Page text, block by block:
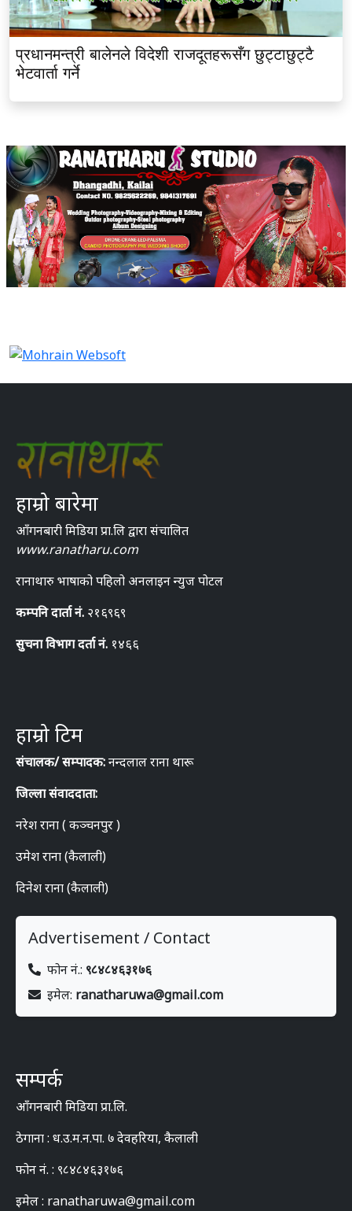
प्रधानमन्त्री बालेनले विदेशी राजदूतहरूसँग छुट्टाछुट्टै
भेटवार्ता गर्ने
हाम्रो बारेमा
आँगनबारी मिडिया प्रा.लि द्वारा संचालित
www.ranatharu.com
रानाथारु भाषाको पहिलो अनलाइन न्युज पोटल
कम्पनि दार्ता नं. २१६९६९
सुचना विभाग दर्ता नं. १४६६
हाम्रो टिम
संचालक/ सम्पादक:नन्दलाल राना थारू
जिल्ला संवाददाता:
नरेश राना ( कञ्चनपुर )
उमेश राना (कैलाली)
दिनेश राना (कैलाली)
Advertisement / Contact
फोन नं.: ९८४८४६३१७६
इमेल: ranatharuwa@gmail.com
सम्पर्क
आँगनबारी मिडिया प्रा.लि.
ठेगाना : ध.उ.म.न.पा. ७ देवहरिया, कैलाली
फोन नं. : ९८४८४६३१७६
इमेल : ranatharuwa@gmail.com